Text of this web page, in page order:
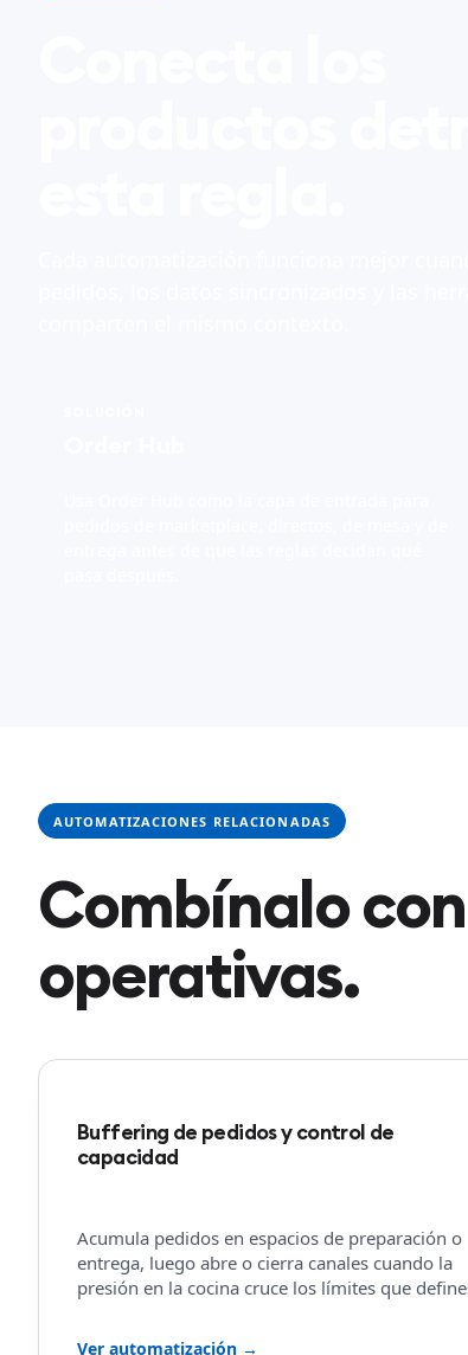
AUTOMATIZACIONES RELACIONADAS
Combínalo
operativas.
Buffering de pedidos y control de
capacidad
Acumula pedidos en espacios de preparación o
entrega, luego abre o cierra canales cuando la
presión en la cocina cruce los límites que
Ver automatización →